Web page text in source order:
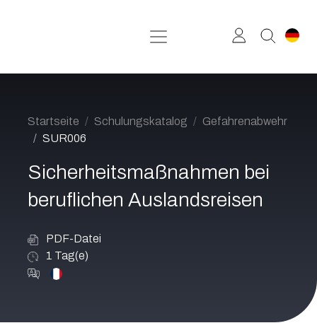
Startseite Schulungskatalog
Gefahrenabwehr
SUR006
Sicherheitsmaßnahmen bei
beruflichen Auslandsreisen
PDF-Datei
1 Tag(e)